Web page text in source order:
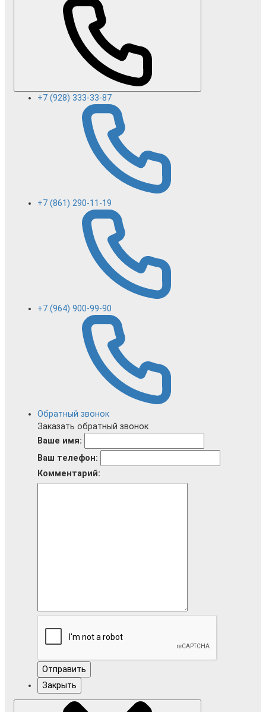
+7 (928) 333-33-87
+7 (861) 290-11-19
+7 (964) 900-99-90
Обратный звонок
Заказать обратный звонок
Ваше имя:
Ваш телефон:
Комментарий:
Отправить
Закрыть